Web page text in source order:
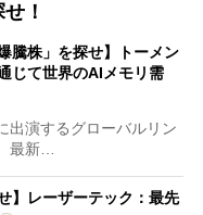
！
騰株」を探せ】トーメン
じて世界のAIメモリ需
演するグローバルリン
最新…
】レーザーテック：最先